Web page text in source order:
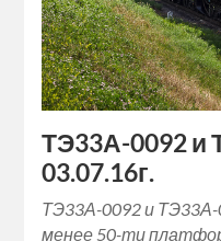
‪‎ТЭ33А‬-0092 и
03.07.16г.
‪‎ТЭ33А‬-0092 и ТЭ33А-
менее 50-ти